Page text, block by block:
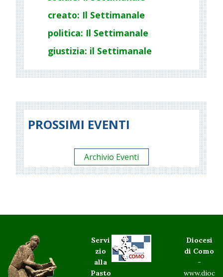
creato: Il Settimanale
politica: Il Settimanale
giustizia: il Settimanale
PROSSIMI EVENTI
Archivio Eventi
Servi
zio
alla
Pasto
Diocesi
di Como
-
www.dioc